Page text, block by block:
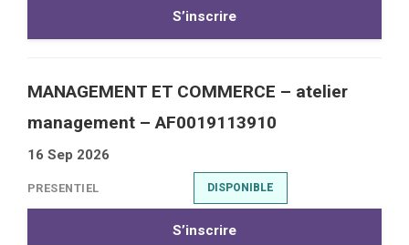
S’inscrire
MANAGEMENT ET COMMERCE – atelier
management – AF0019113910
16 Sep 2026
PRESENTIEL DISPONIBLE
S’inscrire